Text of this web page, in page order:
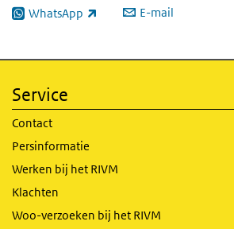
WhatsApp
(externe link) E-mail
Service
Contact
Persinformatie
Werken bij het RIVM
Klachten
Woo-verzoeken bij het RIVM